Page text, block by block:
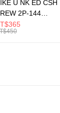
再付款。
以上)免運費
U NK ED CSH
2P-144
男女 短統襪